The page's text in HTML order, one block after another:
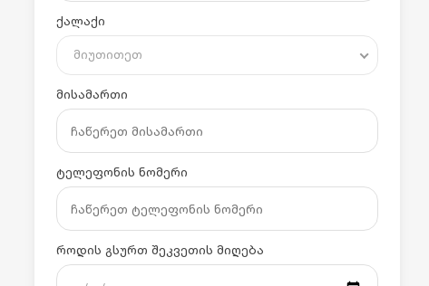
ქალაქი
მიუთითეთ
მისამართი
ტელეფონის ნომერი
როდის გსურთ შეკვეთის მიღება